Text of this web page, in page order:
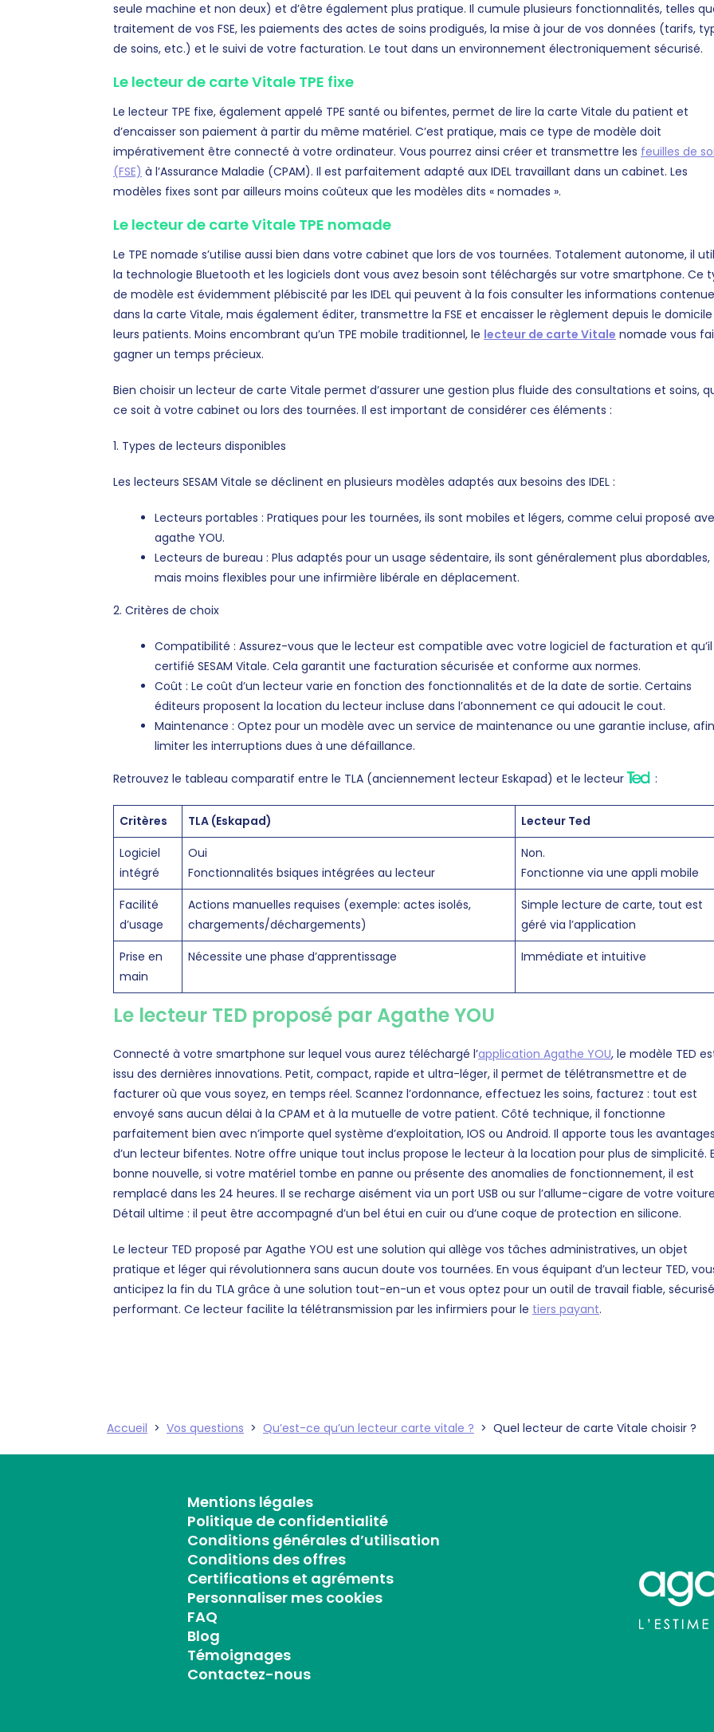
seule machine et non deux) et d’être également plus pratique. Il cumule plusieurs fonctionnalités, telles
traitement de vos FSE, les paiements des actes de soins prodigués, la mise à jour de vos données (tarifs,
de soins, etc.) et le suivi de votre facturation. Le tout dans un environnement électroniquement sécurisé.
Le lecteur de carte Vitale TPE fixe
Le lecteur TPE fixe, également appelé TPE santé ou bifentes, permet de lire la carte Vitale du patient et
d’encaisser son paiement à partir du même matériel. C’est pratique, mais ce type de modèle doit
impérativement être connecté à votre ordinateur. Vous pourrez ainsi créer et transmettre les feuilles de
(FSE) à l’Assurance Maladie (CPAM). Il est parfaitement adapté aux IDEL travaillant dans un cabinet. Les
modèles fixes sont par ailleurs moins coûteux que les modèles dits « nomades ».
Le lecteur de carte Vitale TPE nomade
Le TPE nomade s’utilise aussi bien dans votre cabinet que lors de vos tournées. Totalement autonome, il
la technologie Bluetooth et les logiciels dont vous avez besoin sont téléchargés sur votre smartphone. Ce
de modèle est évidemment plébiscité par les IDEL qui peuvent à la fois consulter les informations
dans la carte Vitale, mais également éditer, transmettre la FSE et encaisser le règlement depuis le
leurs patients. Moins encombrant qu’un TPE mobile traditionnel, le lecteur de carte Vitale nomade vous
gagner un temps précieux.
Bien choisir un lecteur de carte Vitale permet d’assurer une gestion plus fluide des consultations et soins,
ce soit à votre cabinet ou lors des tournées. Il est important de considérer ces éléments :
1. Types de lecteurs disponibles
Les lecteurs SESAM Vitale se déclinent en plusieurs modèles adaptés aux besoins des IDEL :
Lecteurs portables : Pratiques pour les tournées, ils sont mobiles et légers, comme celui proposé
agathe YOU.
Lecteurs de bureau : Plus adaptés pour un usage sédentaire, ils sont généralement plus abordables,
mais moins flexibles pour une infirmière libérale en déplacement.
2. Critères de choix
Compatibilité : Assurez-vous que le lecteur est compatible avec votre logiciel de facturation et
certifié SESAM Vitale. Cela garantit une facturation sécurisée et conforme aux normes.
Coût : Le coût d’un lecteur varie en fonction des fonctionnalités et de la date de sortie. Certains
éditeurs proposent la location du lecteur incluse dans l’abonnement ce qui adoucit le cout.
Maintenance : Optez pour un modèle avec un service de maintenance ou une garantie incluse,
limiter les interruptions dues à une défaillance.
Retrouvez le tableau comparatif entre le TLA (anciennement lecteur Eskapad) et le lecteur :
Critères TLA (Eskapad)
Lecteur Ted
Logiciel
intégré
Oui
Fonctionnalités bsiques intégrées au lecteur
Non.
Fonctionne via une appli mobile
Facilité
d’usage
Actions manuelles requises (exemple: actes isolés,
chargements/déchargements)
Simple lecture de carte, tout est
géré via l’application
Prise en
main
Nécessite une phase d’apprentissage Immédiate et intuitive
Le lecteur TED proposé par Agathe YOU
Connecté à votre smartphone sur lequel vous aurez téléchargé l’application Agathe YOU, le modèle TED
issu des dernières innovations. Petit, compact, rapide et ultra-léger, il permet de télétransmettre et de
facturer où que vous soyez, en temps réel. Scannez l’ordonnance, effectuez les soins, facturez : tout est
envoyé sans aucun délai à la CPAM et à la mutuelle de votre patient. Côté technique, il fonctionne
parfaitement bien avec n’importe quel système d’exploitation, IOS ou Android. Il apporte tous les
d’un lecteur bifentes. Notre offre unique tout inclus propose le lecteur à la location pour plus de simplicité.
bonne nouvelle, si votre matériel tombe en panne ou présente des anomalies de fonctionnement, il est
remplacé dans les 24 heures. Il se recharge aisément via un port USB ou sur l’allume-cigare de votre
Détail ultime : il peut être accompagné d’un bel étui en cuir ou d’une coque de protection en silicone.
Le lecteur TED proposé par Agathe YOU est une solution qui allège vos tâches administratives, un objet
pratique et léger qui révolutionnera sans aucun doute vos tournées. En vous équipant d’un lecteur TED,
anticipez la fin du TLA grâce à une solution tout-en-un et vous optez pour un outil de travail fiable,
performant. Ce lecteur facilite la télétransmission par les infirmiers pour le tiers payant.
Accueil > Vos questions > Qu’est-ce qu’un lecteur carte vitale ? > Quel lecteur de carte Vitale choisir ?
Mentions légales
Politique de confidentialité
Conditions générales d’utilisation
Conditions des offres
Certifications et agréments
Personnaliser mes cookies
FAQ
Blog
Témoignages
Contactez-nous